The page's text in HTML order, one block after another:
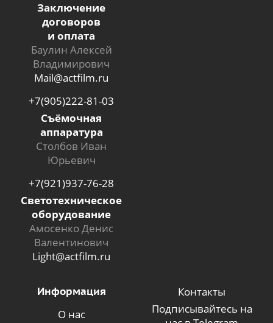
Заключение
договоров
и оплата
Баулин Алексей
Владимирович
Mail@actfilm.ru
+7(905)222-81-03
Съёмочная
аппаратура
Столбов Иван
Юрьевич
+7(921)937-76-28
Светотехническое
оборудование
Амосенко Денис
Валентинович
Light@actfilm.ru
Информация
О нас
Контакты
Подписывайтесь на